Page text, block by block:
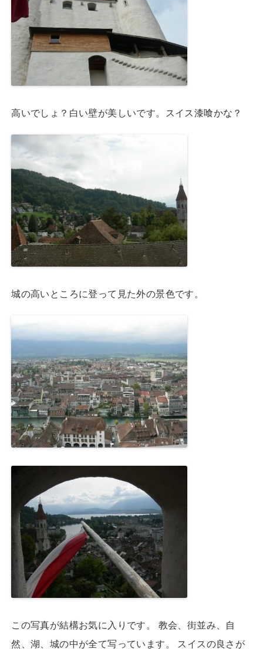
高いでしょ？白い壁が美しいです。スイス漆喰かな？
城の高いところに登って見た外の景色です。
この写真が結構お気に入りです。 教会、街並み、自
然、湖、城の中が全て写っています。 スイスの良さが